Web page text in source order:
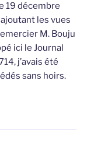
19 décembre
les vues
M. Bouju
ici le Journal
j’avais été
sans hoirs.